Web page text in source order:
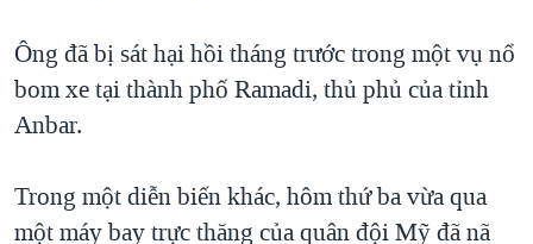
Ông đã bị sát hại hồi tháng trước trong một vụ nổ
bom xe tại thành phố Ramadi, thủ phủ của tỉnh
Anbar.
Trong một diễn biến khác, hôm thứ ba vừa qua
một máy bay trực thăng của quân đội Mỹ đã nã